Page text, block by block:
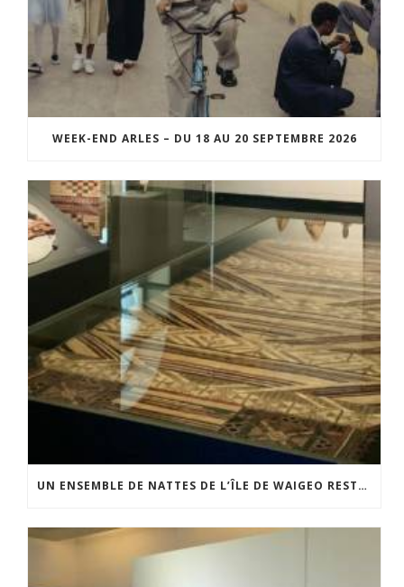
WEEK-END ARLES – DU 18 AU 20 SEPTEMBRE 2026
UN ENSEMBLE DE NATTES DE L’ÎLE DE WAIGEO RESTAURÉ GRÂCE AU SOUTIEN DU CERCLE LÉVI-STRAUSS